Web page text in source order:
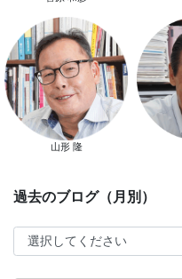
山形 隆